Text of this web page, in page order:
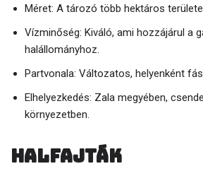
Méret: A tározó több hektáros
Vízminőség: Kiváló, ami hozzájárul a
halállományhoz.
Partvonala: Változatos, helyenként
Elhelyezkedés: Zala megyében,
környezetben.
Halfajták